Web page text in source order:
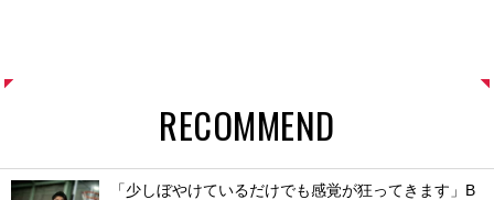
RECOMMEND
「少しぼやけているだけでも感覚が狂ってきます」B